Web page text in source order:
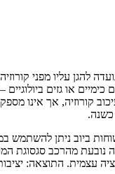
להגן עליו מפני
כימיים או גזים
קורוזיה, אך אינו
כשנה.
נובעת מהרכב סגסוגת
עצמית. התוצאה: